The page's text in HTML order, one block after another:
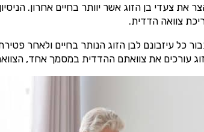
את צעדי בן הזוג אשר יוותר בחיים אחרון.
צוואה הדדית.
כל עיזבונם לבן הזוג הנותר בחיים ולאחר
זוג עורכים את צוואתם ההדדית במסמך אחד,
למימוש זכויות
לביטוח לאומי, ליווי והדרכה אישי